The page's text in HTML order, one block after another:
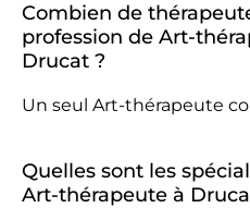
Combien de
profession de Art-
Drucat ?
Un seul Art-thérapeute
Quelles sont les
Art-thérapeute à